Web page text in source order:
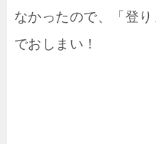
なかったので、「登
でおしまい！